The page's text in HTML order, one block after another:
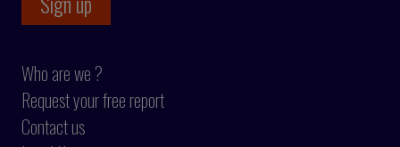
Who are we ?
Request your free report
Contact us